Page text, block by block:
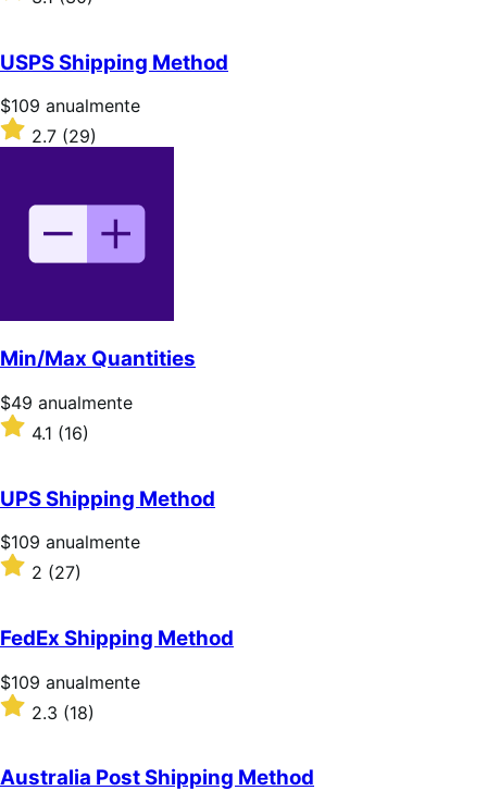
3.1
5
estrellas
USPS Shipping Method
Precio:
$109/anualmente
$109 anualmente
Valoración:
2.7
estrellas
2.7 (29)
Min/Max Quantities
Precio:
$49/anualmente
$49 anualmente
Valoración:
4.1
5
estrellas
4.1 (16)
UPS Shipping Method
Precio:
$109/anualmente
$109 anualmente
Valoración:
5
estrellas
2 (27)
FedEx Shipping Method
Precio:
$109/anualmente
$109 anualmente
Valoración:
2.3
5
estrellas
2.3 (18)
Australia Post Shipping Method